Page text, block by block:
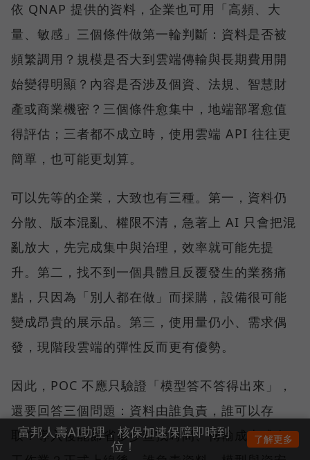
依 QNAP 提供的資料，企業也可用「高頻、大
量、敏感」三個條件做第一輪判斷：資料是否被
頻繁調用？規模是否大到雲端傳輸與長期費用開
始變得明顯？內容是否涉及個資、法規、智慧財
產或商業機密？三個條件愈集中，地端部署愈值
得評估；三者都不成立時，使用雲端 API 往往更
簡單，也可能更划算。
可以先等的企業，大致也有三種。第一，資料仍
分散、版本混亂、權限不清，急著上 AI 只會把混
亂放大，先完成集中與治理，效率就可能先提
升。第二，找不到一個具體且反覆發生的業務痛
點，只因為「別人都在做」而採購，設備很可能
變成昂貴的展示品。第三，使用量仍小、需求偶
發，現階段雲端的彈性反而更有優勢。
因此，POC 不應只驗證「模型答不答得出來」，
還要回答三個問題：資料由誰負責，誰可以存
取？導入後能節省多少查找時間、傳輸成本或人
富邦人壽AI助理，核保加速保障即時到
位！
了解更多